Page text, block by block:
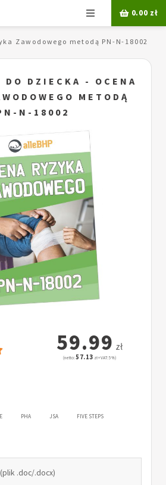
Menu 0.00 zł
Zawodowego metodą PN-N-18002
DO DZIECKA - OCENA
METODĄ
N-18002
59.99 zł
(netto:57.13 zł + VAT: 5%)
PHA JSA FIVE STEPS
.doc/.docx)